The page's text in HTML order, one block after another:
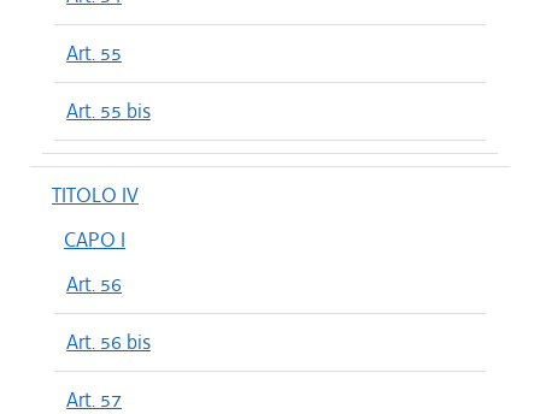
Art. 55
Art. 55 bis
TITOLO IV
CAPO I
Art. 56
Art. 56 bis
Art. 57